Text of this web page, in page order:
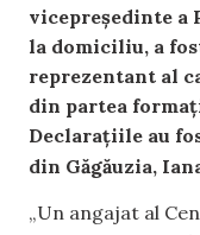
vicepreședinte a
la domiciliu, a
reprezentant al
din partea
Declarațiile au
din Găgăuzia,
„Un angajat al